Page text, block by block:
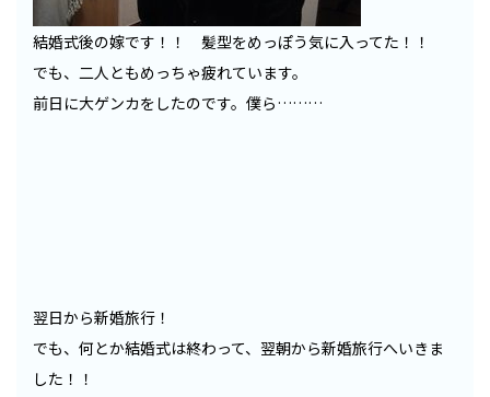
結婚式後の嫁です！！ 髪型をめっぽう気に入ってた！！
でも、二人ともめっちゃ疲れています。
前日に大ゲンカをしたのです。僕ら………
翌日から新婚旅行！
でも、何とか結婚式は終わって、翌朝から新婚旅行へいきま
した！！